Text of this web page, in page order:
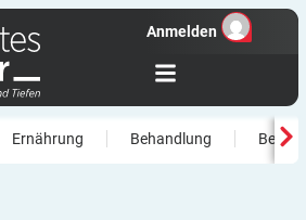
Anmelden
Ernährung Behandlung